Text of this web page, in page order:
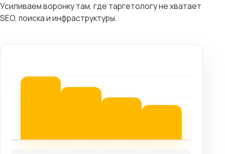
Усиливаем воронку там, где таргетологу не хватает
SEO, поиска и инфраструктуры.